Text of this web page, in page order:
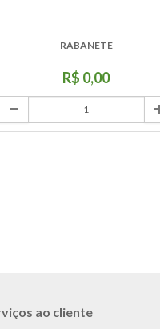
RABANETE
R$ 0,00
ao cliente